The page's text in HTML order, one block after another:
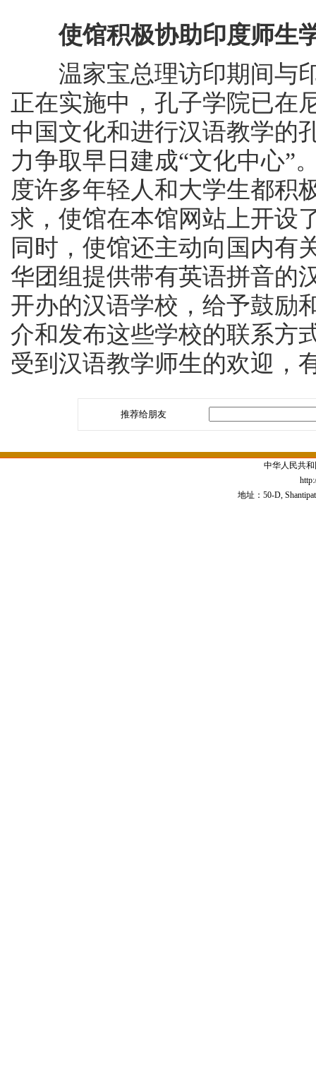
使馆积极协助印度师生
温家宝总理访印期间与印
正在实施中，孔子学院已在
中国文化和进行汉语教学的
力争取早日建成“文化中心”
度许多年轻人和大学生都积
求，使馆在本馆网站上开设
同时，使馆还主动向国内有
华团组提供带有英语拼音的
开办的汉语学校，给予鼓励
介和发布这些学校的联系方
受到汉语教学师生的欢迎，
推荐给朋友
中华人民共
地址：50-D,